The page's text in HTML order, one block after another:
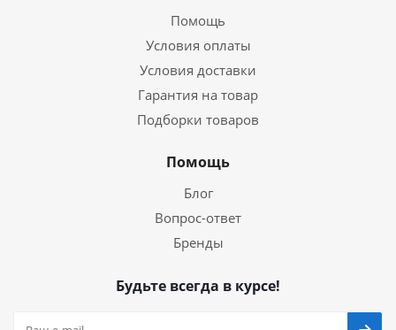
Помощь
Условия оплаты
Условия доставки
Гарантия на товар
Подборки товаров
Помощь
Блог
Вопрос-ответ
Бренды
Будьте всегда в курсе!